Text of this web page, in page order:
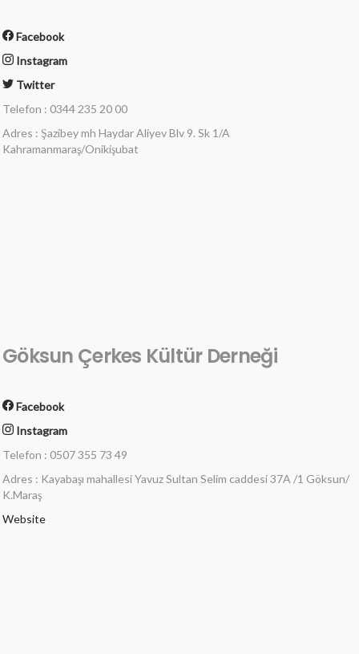
Facebook
Instagram
Twitter
Telefon : 0344 235 20 00
Adres : Şazibey mh Haydar Aliyev Blv 9. Sk 1/A
Kahramanmaraş/Onikişubat
Göksun Çerkes Kültür Derneği
Facebook
Instagram
Telefon : 0507 355 73 49
Adres : Kayabaşı mahallesi Yavuz Sultan Selim caddesi 37A /1 Göksun/
K.Maraş
Website